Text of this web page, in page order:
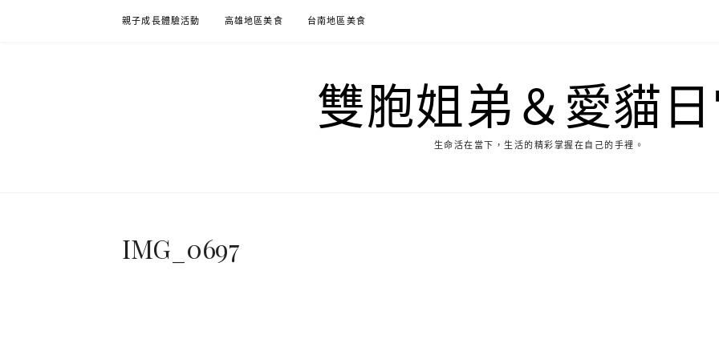
親子成長體驗活動 高雄地區美食 台南地區美食
雙胞姐弟＆愛貓
生命活在當下，生活的精彩掌握在自己的手裡。
IMG_0697